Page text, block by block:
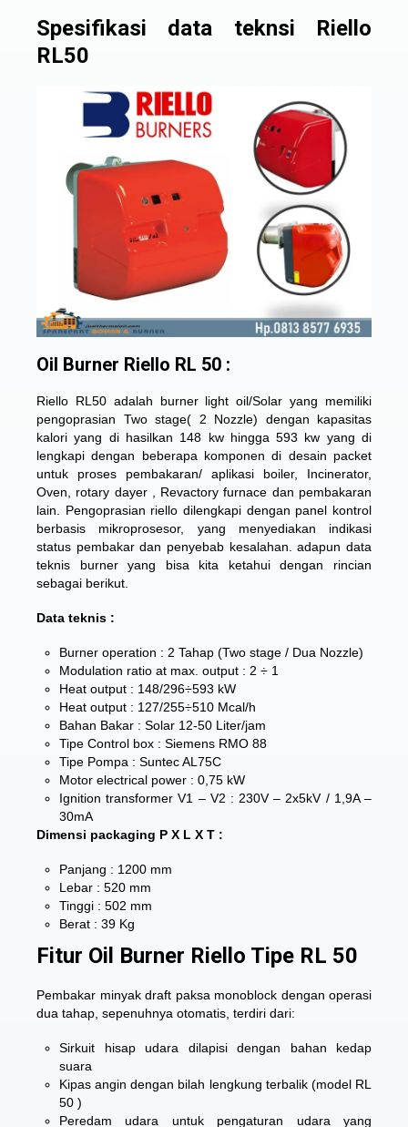
Spesifikasi data teknsi Riello
RL50
Oil Burner Riello RL 50 :
Riello RL50 adalah burner light oil/Solar yang memiliki
pengoprasian Two stage( 2 Nozzle) dengan kapasitas
kalori yang di hasilkan 148 kw hingga 593 kw yang di
lengkapi dengan beberapa komponen di desain packet
untuk proses pembakaran/ aplikasi boiler, Incinerator,
Oven, rotary dayer , Revactory furnace dan pembakaran
lain. Pengoprasian riello dilengkapi dengan panel kontrol
berbasis mikroprosesor, yang menyediakan indikasi
status pembakar dan penyebab kesalahan. adapun data
teknis burner yang bisa kita ketahui dengan rincian
sebagai berikut.
Data teknis :
Burner operation : 2 Tahap (Two stage / Dua Nozzle)
Modulation ratio at max. output : 2 ÷ 1
Heat output : 148/296÷593 kW
Heat output : 127/255÷510 Mcal/h
Bahan Bakar : Solar 12-50 Liter/jam
Tipe Control box : Siemens RMO 88
Tipe Pompa : Suntec AL75C
Motor electrical power : 0,75 kW
Ignition transformer V1 – V2 : 230V – 2x5kV / 1,9A –
30mA
Dimensi packaging P X L X T :
Panjang : 1200 mm
Lebar : 520 mm
Tinggi : 502 mm
Berat : 39 Kg
Fitur Oil Burner Riello Tipe RL 50
Pembakar minyak draft paksa monoblock dengan operasi
dua tahap, sepenuhnya otomatis, terdiri dari:
Sirkuit hisap udara dilapisi dengan bahan kedap
suara
Kipas angin dengan bilah lengkung terbalik (model RL
50 )
Peredam udara untuk pengaturan udara yang